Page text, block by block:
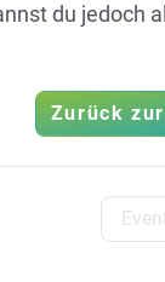
du jedoch
Zurück